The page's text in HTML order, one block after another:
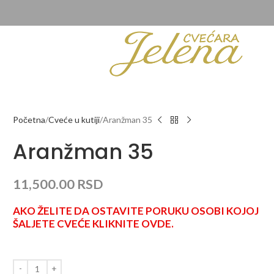
Početna Cveće u kutiji Aranžman 35
Aranžman 35
11,500.00 RSD
AKO ŽELITE DA OSTAVITE PORUKU OSOBI KOJOJ
ŠALJETE CVEĆE KLIKNITE OVDE.